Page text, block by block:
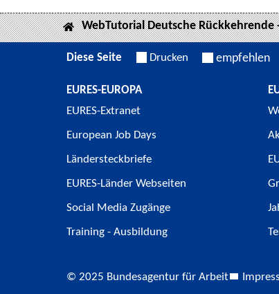
WebTutorial Deutsche
Diese Seite Drucken empfehlen
EURES-EUROPA
EURES-Extranet
European Job Days
Ländersteckbriefe
EURES-Länder Webseiten
Social Media Zugänge
Training - Ausbildung
© 2025 Bundesagentur für Arbeit